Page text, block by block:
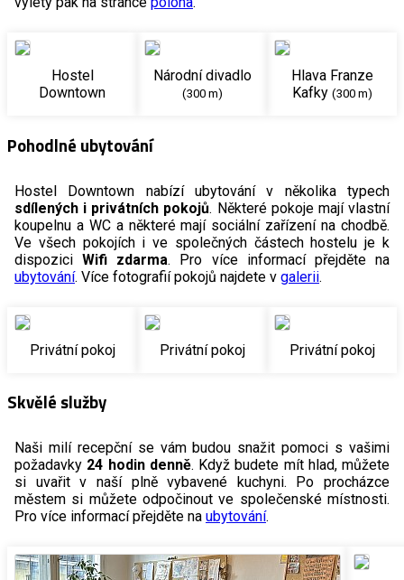
Hostel
Downtown
Národní divadlo
(300 m)
Hlava Franze
Kafky (300 m)
Pohodlné ubytování
Hostel Downtown nabízí ubytování v několika typech
sdílených i privátních pokojů. Některé pokoje mají vlastní
koupelnu a WC a některé mají sociální zařízení na chodbě.
Ve všech pokojích i ve společných částech hostelu je k
dispoziciWifi zdarma. Pro více informací přejděte na
ubytování. Více fotografií pokojů najdete v galerii.
Privátní pokoj Privátní pokoj Privátní pokoj
Skvělé služby
Naši milí recepční se vám budou snažit pomoci s vašimi
požadavky 24 hodin denně. Když budete mít hlad, můžete
si uvařit v naší plně vybavené kuchyni. Po procházce
městem si můžete odpočinout ve společenské místnosti.
Pro více informací přejděte na ubytování.